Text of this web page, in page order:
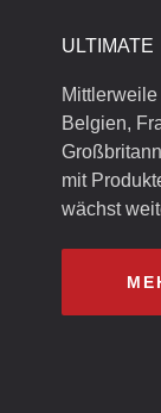
ULTIMATE
Belgien,
mit
wächst